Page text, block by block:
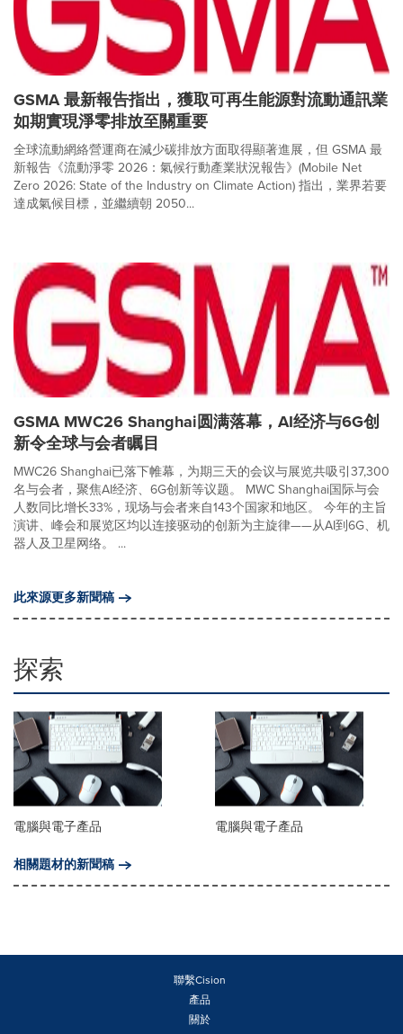
GSMA 最新報告指出，獲取可再生能源對流動通訊業
如期實現淨零排放至關重要
全球流動網絡營運商在減少碳排放方面取得顯著進展，但 GSMA 最
新報告《流動淨零 2026：氣候行動產業狀況報告》(Mobile Net
Zero 2026: State of the Industry on Climate Action) 指出，業界若要
達成氣候目標，並繼續朝 2050...
GSMA MWC26 Shanghai圆满落幕，AI经济与6G创
新令全球与会者瞩目
MWC26 Shanghai已落下帷幕，为期三天的会议与展览共吸引37,300
名与会者，聚焦AI经济、6G创新等议题。 MWC Shanghai国际与会
人数同比增长33%，现场与会者来自143个国家和地区。 今年的主旨
演讲、峰会和展览区均以连接驱动的创新为主旋律——从AI到6G、机
器人及卫星网络。 ...
此來源更多新聞稿
探索
電腦與電子產品
電腦與電子產品
相關題材的新聞稿
聯繫Cision
產品
關於